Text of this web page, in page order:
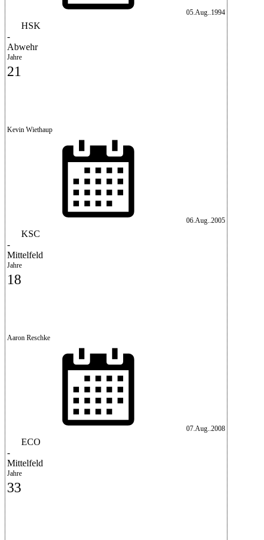
05.Aug..1994
HSK
-
Abwehr
Jahre
21
Kevin Wiethaup
06.Aug..2005
KSC
-
Mittelfeld
Jahre
18
Aaron Reschke
07.Aug..2008
ECO
-
Mittelfeld
Jahre
33